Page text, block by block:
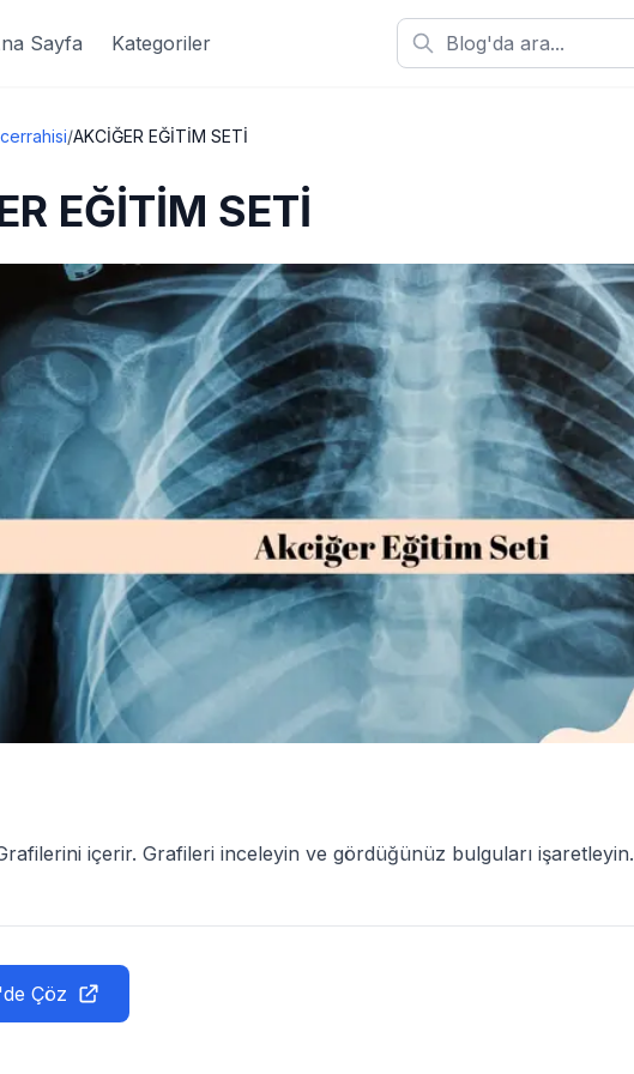
Sayfa Kategoriler
/AKCİĞER EĞİTİM SETİ
EĞİTİM SETİ
içerir. Grafileri inceleyin ve gördüğünüz bulguları işaretleyin.
Çöz